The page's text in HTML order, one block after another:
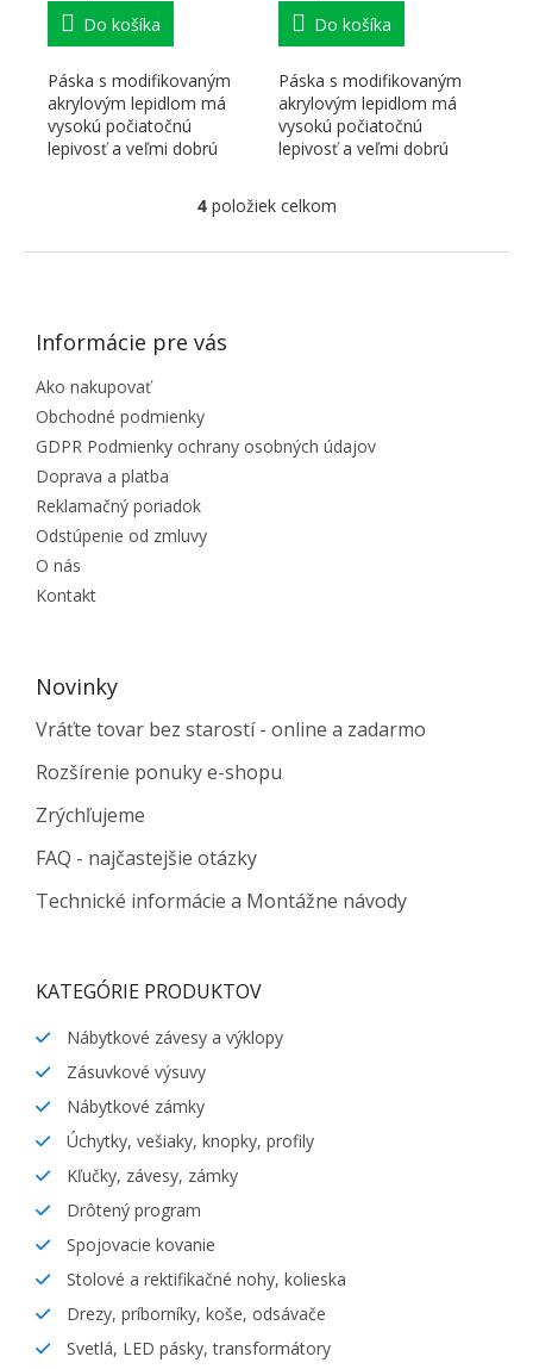
Do košíka
Páska s modifikovaným
akrylovým lepidlom má
vysokú počiatočnú
lepivosť a veľmi dobrú
Do košíka
Páska s modifikovaným
akrylovým lepidlom má
vysokú počiatočnú
lepivosť a veľmi dobrú
Ovládacie prvky výpisu
4položiek celkom
ZÁPÄTIE
Informácie pre vás
Ako nakupovať
Obchodné podmienky
GDPR Podmienky ochrany osobných údajov
Doprava a platba
Reklamačný poriadok
Odstúpenie od zmluvy
O nás
Kontakt
Novinky
Vráťte tovar bez starostí - online a zadarmo
Rozšírenie ponuky e-shopu
Zrýchľujeme
FAQ - najčastejšie otázky
Technické informácie a Montážne návody
KATEGÓRIE PRODUKTOV
Nábytkové závesy a výklopy
Zásuvkové výsuvy
Nábytkové zámky
Úchytky, vešiaky, knopky, profily
Kľučky, závesy, zámky
Drôtený program
Spojovacie kovanie
Stolové a rektifikačné nohy, kolieska
Drezy, príborníky, koše, odsávače
Svetlá, LED pásky, transformátory